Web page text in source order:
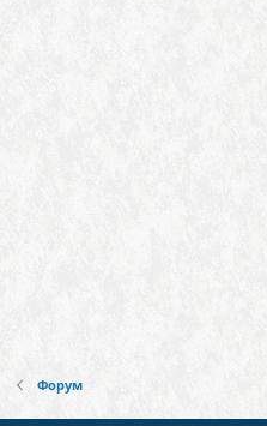
Форум